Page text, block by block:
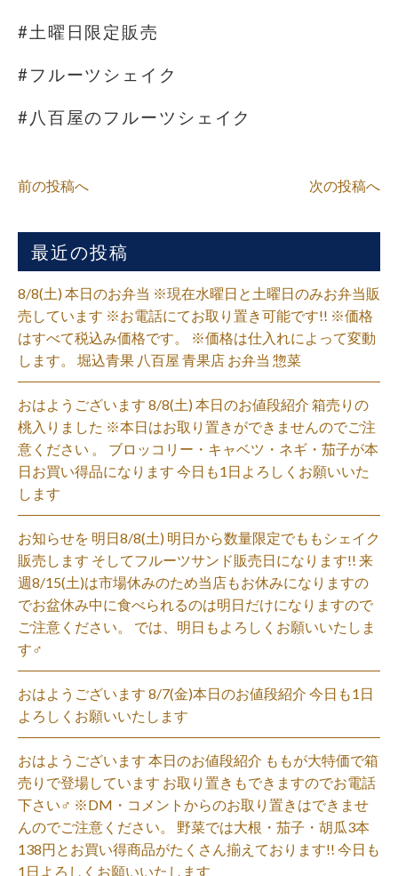
#土曜日限定販売
#フルーツシェイク
#八百屋のフルーツシェイク
前の投稿へ 次の投稿へ
最近の投稿
8/8(土) 本日のお弁当 ※現在水曜日と土曜日のみお弁当販
売しています ※お電話にてお取り置き可能です!! ※価格
はすべて税込み価格です。 ※価格は仕入れによって変動
します。 堀込青果 八百屋 青果店 お弁当 惣菜
おはようございます 8/8(土) 本日のお値段紹介 箱売りの
桃入りました ※本日はお取り置きができませんのでご注
意ください 。 ブロッコリー・キャベツ・ネギ・茄子が本
日お買い得品になります 今日も1日よろしくお願いいた
します
お知らせを 明日8/8(土) 明日から数量限定でももシェイク
販売します そしてフルーツサンド販売日になります!! 来
週8/15(土)は市場休みのため当店もお休みになりますの
でお盆休み中に食べられるのは明日だけになりますので
ご注意ください。 では、明日もよろしくお願いいたしま
す‍♂️
おはようございます 8/7(金)本日のお値段紹介 今日も1日
よろしくお願いいたします
おはようございます 本日のお値段紹介 ももが大特価で箱
売りで登場しています お取り置きもできますのでお電話
下さい‍♂️ ※DM・コメントからのお取り置きはできませ
んのでご注意ください。 野菜では大根・茄子・胡瓜3本
138円とお買い得商品がたくさん揃えております!! 今日も
1日よろしくお願いいたします